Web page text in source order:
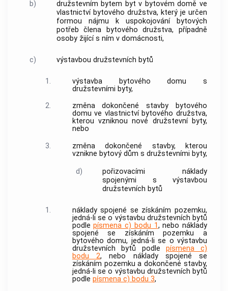
b) družstevním bytem byt v bytovém domě ve
vlastnictví bytového družstva, který je určen
formou nájmu k uspokojování bytových
potřeb člena bytového družstva, případně
osoby žijící s ním v domácnosti,
c) výstavbou družstevních bytů
1. výstavba bytového domu s
družstevními byty,
2.
změna dokončené stavby bytového
domu ve vlastnictví bytového družstva,
kterou vzniknou nové družstevní byty,
nebo
3.
změna dokončené stavby, kterou
vznikne bytový dům s družstevními byty,
d)
pořizovacími náklady
spojenými s výstavbou
družstevních bytů
1.
náklady spojené se získáním pozemku,
jedná-li se o výstavbu družstevních bytů
podlepísmena c) bodu 1, nebo náklady
spojené se získáním pozemku a
bytového domu, jedná-li se o výstavbu
družstevních bytů podlepísmena c)
bodu 2, nebo náklady spojené se
získáním pozemku a dokončené stavby,
jedná-li se o výstavbu družstevních bytů
podle písmena c) bodu 3,